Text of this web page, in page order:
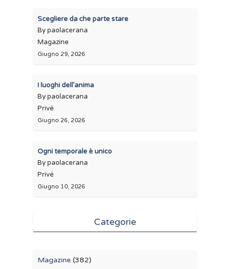
Scegliere da che parte stare
By paolacerana
Magazine
Giugno 29, 2026
I luoghi dell’anima
By paolacerana
Privé
Giugno 26, 2026
Ogni temporale è unico
By paolacerana
Privé
Giugno 10, 2026
Categorie
Magazine (382)